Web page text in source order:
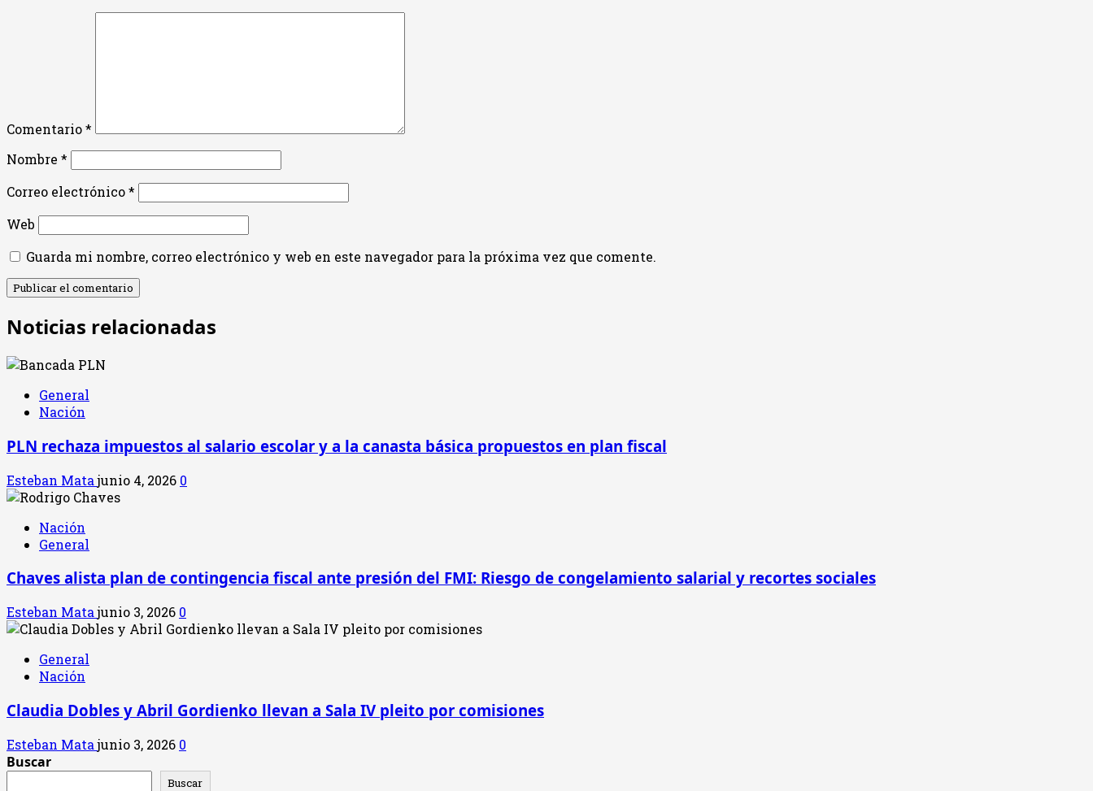
Comentario*
Nombre *
Correo electrónico*
Web
Guarda mi nombre, correo electrónico y web en este navegador para la próxima vez que comente.
Noticias relacionadas
General
Nación
PLN rechaza impuestos al salario escolar y a la canasta básica propuestos en plan fiscal
Esteban Matajunio 4, 2026 0
Nación
General
Chaves alista plan de contingencia fiscal ante presión del FMI: Riesgo de congelamiento salarial y recortes sociales
Esteban Matajunio 3, 2026 0
General
Nación
Claudia Dobles y Abril Gordienko llevan a Sala IV pleito por comisiones
Esteban Matajunio 3, 2026 0
Buscar
Buscar